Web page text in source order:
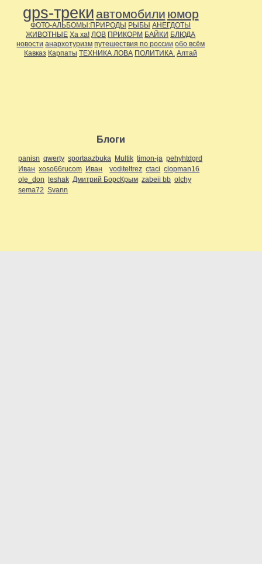
gps-треки автомобили юмор
ФОТО-АЛЬБОМЫ:ПРИРОДЫ РЫБЫ АНЕГДОТЫ
ЖИВОТНЫЕ Ха ха! ЛОВ ПРИКОРМ БАЙКИ БЛЮДА
новости анархотуризм путешествия по россии обо всём
Кавказ Карпаты ТЕХНИКА ЛОВА ПОЛИТИКА. Алтай
Блоги
panisn qwerty sportaazbuka Multik timon-ja pehyhtdgrd
Иван xoso66rucom Иван voditeltrez ctaci clopman16
ole_don leshak Дмитрий БорсКрым zabeii bb olchy
sema72 Svann